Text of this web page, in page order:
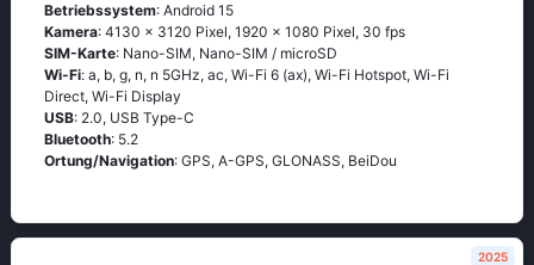
Betriebssystem: Android 15
Kamera: 4130 x 3120 Pixel, 1920 x 1080 Pixel, 30 fps
SIM-Karte: Nano-SIM, Nano-SIM / microSD
Wi-Fi: a, b, g, n, n 5GHz, ac, Wi-Fi 6 (ax), Wi-Fi Hotspot, Wi-Fi
Direct, Wi-Fi Display
USB: 2.0, USB Type-C
Bluetooth: 5.2
Ortung/Navigation: GPS, A-GPS, GLONASS, BeiDou
2025